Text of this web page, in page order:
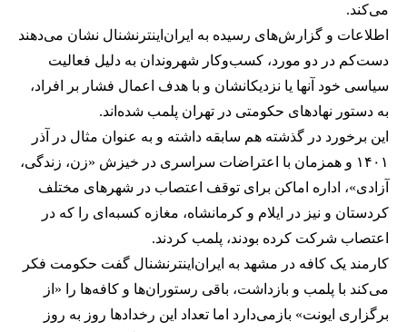
می‌کند.
اطلاعات و گزارش‌های رسیده به ایران‌اینترنشنال نشان می‌دهند
دست‌کم در دو مورد، کسب‌وکار شهروندان به دلیل فعالیت
سیاسی خود آنها یا نزدیکانشان و با هدف اعمال فشار بر افراد،
به دستور نهادهای حکومتی در تهران پلمب شده‌اند.
این برخورد در گذشته هم سابقه داشته و به عنوان مثال در آذر
۱۴۰۱ و همزمان با اعتراضات سراسری در خیزش «زن، زندگی،
آزادی»، اداره اماکن برای توقف اعتصاب در شهرهای مختلف
کردستان و نیز در ایلام و کرمانشاه، مغازه کسبه‌ای را که در
اعتصاب شرکت کرده بودند، پلمب کردند.
کارمند یک کافه در مشهد به ایران‌اینترنشنال گفت حکومت فکر
می‌کند با پلمب و بازداشت، باقی رستوران‌ها و کافه‌ها را «از
برگزاری ایونت» بازمی‌دارد اما تعداد این رخدادها روز به روز